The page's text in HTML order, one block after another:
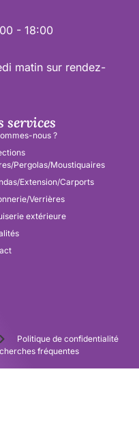
- 18:00
matin sur rendez-
services
nous ?
Pergolas/Moustiquaires
Extension/Carports
Verrières
extérieure
Politique de confidentialité
fréquentes